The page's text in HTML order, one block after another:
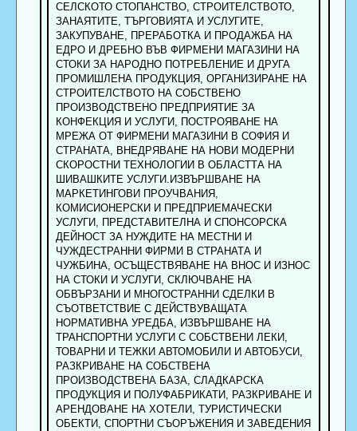
СЕЛСКОТО СТОПАНСТВО, СТРОИТЕЛСТВОТО,
ЗАНАЯТИТЕ, ТЪРГОВИЯТА И УСЛУГИТЕ,
ЗАКУПУВАНЕ, ПРЕРАБОТКА И ПРОДАЖБА НА
ЕДРО И ДРЕБНО ВЪВ ФИРМЕНИ МАГАЗИНИ НА
СТОКИ ЗА НАРОДНО ПОТРЕБЛЕНИЕ И ДРУГА
ПРОМИШЛЕНА ПРОДУКЦИЯ, ОРГАНИЗИРАНЕ НА
СТРОИТЕЛСТВОТО НА СОБСТВЕНО
ПРОИЗВОДСТВЕНО ПРЕДПРИЯТИЕ ЗА
КОНФЕКЦИЯ И УСЛУГИ, ПОСТРОЯВАНЕ НА
МРЕЖА ОТ ФИРМЕНИ МАГАЗИНИ В СОФИЯ И
СТРАНАТА, ВНЕДРЯВАНЕ НА НОВИ МОДЕРНИ
СКОРОСТНИ ТЕХНОЛОГИИ В ОБЛАСТТА НА
ШИВАШКИТЕ УСЛУГИ.ИЗВЪРШВАНЕ НА
МАРКЕТИНГОВИ ПРОУЧВАНИЯ,
КОМИСИОНЕРСКИ И ПРЕДПРИЕМАЧЕСКИ
УСЛУГИ, ПРЕДСТАВИТЕЛНА И СПОНСОРСКА
ДЕЙНОСТ ЗА НУЖДИТЕ НА МЕСТНИ И
ЧУЖДЕСТРАННИ ФИРМИ В СТРАНАТА И
ЧУЖБИНА, ОСЪЩЕСТВЯВАНЕ НА ВНОС И ИЗНОС
НА СТОКИ И УСЛУГИ, СКЛЮЧВАНЕ НА
ОБВЪРЗАНИ И МНОГОСТРАННИ СДЕЛКИ В
СЪОТВЕТСТВИЕ С ДЕЙСТВУВАЩАТА
НОРМАТИВНА УРЕДБА, ИЗВЪРШВАНЕ НА
ТРАНСПОРТНИ УСЛУГИ С СОБСТВЕНИ ЛЕКИ,
ТОВАРНИ И ТЕЖКИ АВТОМОБИЛИ И АВТОБУСИ,
РАЗКРИВАНЕ НА СОБСТВЕНА
ПРОИЗВОДСТВЕНА БАЗА, СЛАДКАРСКА
ПРОДУКЦИЯ И ПОЛУФАБРИКАТИ, РАЗКРИВАНЕ И
АРЕНДОВАНЕ НА ХОТЕЛИ, ТУРИСТИЧЕСКИ
ОБЕКТИ, СПОРТНИ СЪОРЪЖЕНИЯ И ЗАВЕДЕНИЯ